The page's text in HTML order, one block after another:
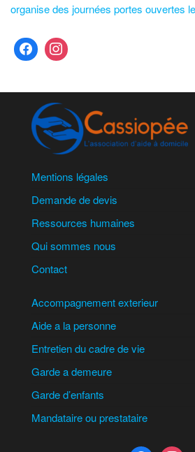
organise des journées portes ouvertes
Mentions légales
Demande de devis
Ressources humaines
Qui sommes nous
Contact
Accompagnement exterieur
Aide a la personne
Entretien du cadre de vie
Garde a demeure
Garde d’enfants
Mandataire ou prestataire